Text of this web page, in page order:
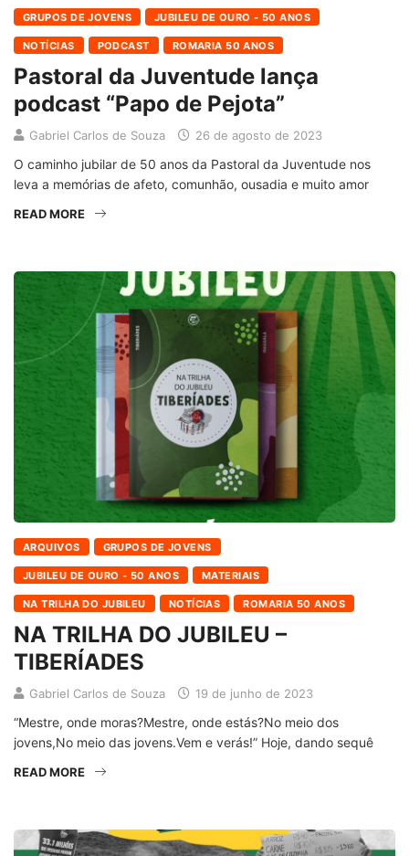
GRUPOS DE JOVENS JUBILEU DE OURO - 50 ANOS
NOTÍCIAS PODCAST ROMARIA 50 ANOS
Pastoral da Juventude lança
podcast “Papo de Pejota”
Gabriel Carlos de Souza 26 de agosto de 2023
O caminho jubilar de 50 anos da Pastoral da Juventude nos
leva a memórias de afeto, comunhão, ousadia e muito amor
READ MORE
ARQUIVOS GRUPOS DE JOVENS
JUBILEU DE OURO - 50 ANOS MATERIAIS
NA TRILHA DO JUBILEU NOTÍCIAS ROMARIA 50 ANOS
NA TRILHA DO JUBILEU –
TIBERÍADES
Gabriel Carlos de Souza 19 de junho de 2023
“Mestre, onde moras?Mestre, onde estás?No meio dos
jovens,No meio das jovens.Vem e verás!” Hoje, dando sequê
READ MORE